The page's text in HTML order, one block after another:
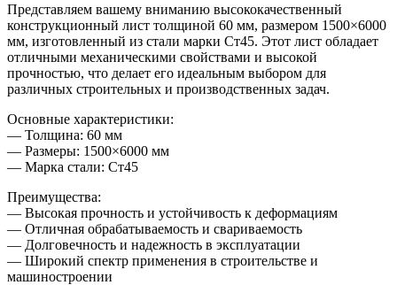
Представляем вашему вниманию высококачественный
конструкционный лист толщиной 60 мм, размером 1500×6000
мм, изготовленный из стали марки Ст45. Этот лист обладает
отличными механическими свойствами и высокой
прочностью, что делает его идеальным выбором для
различных строительных и производственных задач.
Основные характеристики:
— Толщина: 60 мм
— Размеры: 1500×6000 мм
— Марка стали: Ст45
Преимущества:
— Высокая прочность и устойчивость к деформациям
— Отличная обрабатываемость и свариваемость
— Долговечность и надежность в эксплуатации
— Широкий спектр применения в строительстве и
машиностроении